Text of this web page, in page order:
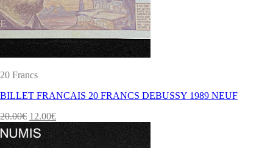
20 Francs
BILLET FRANCAIS 20 FRANCS DEBUSSY 1989 NEUF
20.00€ 12.00€